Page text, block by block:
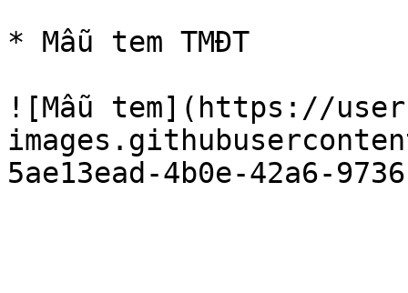
* Mẫu tem TMĐT
![Mẫu tem](https://